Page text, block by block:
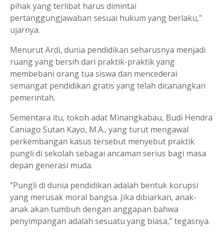
pihak yang terlibat harus dimintai
pertanggungjawaban sesuai hukum yang berlaku,”
ujarnya.
Menurut Ardi, dunia pendidikan seharusnya menjadi
ruang yang bersih dari praktik-praktik yang
membebani orang tua siswa dan mencederai
semangat pendidikan gratis yang telah dicanangkan
pemerintah.
Sementara itu, tokoh adat Minangkabau, Budi Hendra
Caniago Sutan Kayo, M.A., yang turut mengawal
perkembangan kasus tersebut menyebut praktik
pungli di sekolah sebagai ancaman serius bagi masa
depan generasi muda.
“Pungli di dunia pendidikan adalah bentuk korupsi
yang merusak moral bangsa. Jika dibiarkan, anak-
anak akan tumbuh dengan anggapan bahwa
penyimpangan adalah sesuatu yang biasa,” tegasnya.